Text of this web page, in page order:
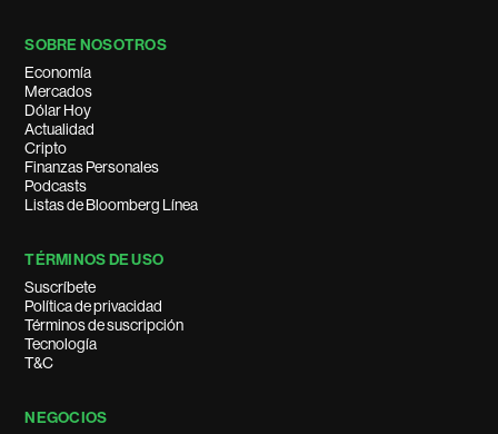
SOBRE NOSOTROS
Economía
Mercados
Dólar Hoy
Actualidad
Cripto
Finanzas Personales
Podcasts
Listas de Bloomberg Línea
TÉRMINOS DE USO
Suscríbete
Política de privacidad
Términos de suscripción
Tecnología
T&C
NEGOCIOS